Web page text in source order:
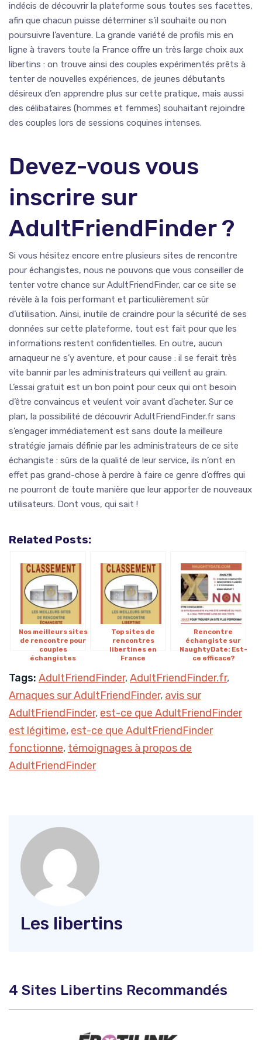
indécis de découvrir la plateforme sous toutes ses facettes,
afin que chacun puisse déterminer s’il souhaite ou non
poursuivre l’aventure. La grande variété de profils mis en
ligne à travers toute la France offre un très large choix aux
libertins : on trouve ainsi des couples expérimentés prêts à
tenter de nouvelles expériences, de jeunes débutants
désireux d’en apprendre plus sur cette pratique, mais aussi
des célibataires (hommes et femmes) souhaitant rejoindre
des couples lors de sessions coquines intenses.
Devez-vous vous
inscrire sur
AdultFriendFinder ?
Si vous hésitez encore entre plusieurs sites de rencontre
pour échangistes, nous ne pouvons que vous conseiller de
tenter votre chance sur AdultFriendFinder, car ce site se
révèle à la fois performant et particulièrement sûr
d’utilisation. Ainsi, inutile de craindre pour la sécurité de ses
données sur cette plateforme, tout est fait pour que les
informations restent confidentielles. En outre, aucun
arnaqueur ne s’y aventure, et pour cause : il se ferait très
vite bannir par les administrateurs qui veillent au grain.
L’essai gratuit est un bon point pour ceux qui ont besoin
d’être convaincus et veulent voir avant d’acheter. Sur ce
plan, la possibilité de découvrir AdultFriendFinder.fr sans
s’engager immédiatement est sans doute la meilleure
stratégie jamais définie par les administrateurs de ce site
échangiste : sûrs de la qualité de leur service, ils n’ont en
effet pas grand-chose à perdre à faire ce genre d’offres qui
ne pourront de toute manière que leur apporter de nouveaux
utilisateurs. Dont vous, qui sait !
Related Posts:
Nos meilleurs sites
de rencontre pour
couples
échangistes
Top sites de
rencontres
libertines en
France
Rencontre
échangiste sur
NaughtyDate: Est-
ce efficace?
Tags: AdultFriendFinder,AdultFriendFinder.fr,
Arnaques sur AdultFriendFinder, avis sur
AdultFriendFinder, est-ce que AdultFriendFinder
est légitime, est-ce que AdultFriendFinder
fonctionne, témoignages à propos de
AdultFriendFinder
Les libertins
4 Sites Libertins Recommandés